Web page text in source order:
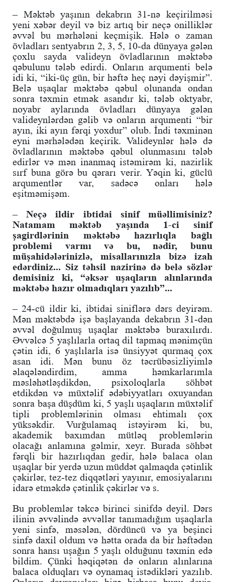
– Məktəb yaşının dekabrın 31-nə keçirilməsi
yeni xəbər deyil və biz artıq bir neçə onilliklər
əvvəl bu mərhələni keçmişik. Hələ o zaman
övladları sentyabrın 2, 3, 5, 10-da dünyaya gələn
çoxlu sayda valideyn övladlarının məktəbə
qəbulunu tələb edirdi. Onların arqumenti belə
idi ki, “iki-üç gün, bir həftə heç nəyi dəyişmir”.
Belə uşaqlar məktəbə qəbul olunanda ondan
sonra təxmin etmək asandır ki, tələb oktyabr,
noyabr aylarında övladları dünyaya gələn
valideynlərdən gəlib və onların arqumenti “bir
ayın, iki ayın fərqi yoxdur” olub. İndi təxminən
eyni mərhələdən keçirik. Valideynlər hələ də
övladlarının məktəbə qəbul olunmasını tələb
edirlər və mən inanmaq istəmirəm ki, nazirlik
sırf buna görə bu qərarı verir. Yəqin ki, güclü
arqumentlər var, sadəcə onları hələ
eşitməmişəm.
– Neçə ildir ibtidai sinif müəllimisiniz?
Natamam məktəb yaşında 1-ci sinif
şagirdlərinin məktəbə hazırlıqla bağlı
problemi varmı və bu, nədir, bunu
müşahidələrinizlə, misallarınızla bizə izah
edərdiniz... Siz təhsil nazirinə də belə sözlər
demisiniz ki, “əksər uşaqların alınlarında
məktəbə hazır olmadıqları yazılıb”...
– 24-cü ildir ki, ibtidai siniflərə dərs deyirəm.
Mən məktəbdə işə başlayanda dekabrın 31-dən
əvvəl doğulmuş uşaqlar məktəbə buraxılırdı.
Əvvəlcə 5 yaşlılarla ortaq dil tapmaq mənimçün
çətin idi, 6 yaşlılarla isə ünsiyyət qurmaq çox
asan idi. Mən bunu öz təcrübəsizliyimlə
əlaqələndirdim, amma həmkarlarımla
məsləhətləşdikdən, psixoloqlarla söhbət
etdikdən və müxtəlif ədəbiyyatları oxuyandan
sonra başa düşdüm ki, 5 yaşlı uşaqların müxtəlif
tipli problemlərinin olması ehtimalı çox
yüksəkdir. Vurğulamaq istəyirəm ki, bu,
akademik baxımdan mütləq problemlərin
olacağı anlamına gəlmir, xeyr. Burada söhbət
fərqli bir hazırlıqdan gedir, hələ balaca olan
uşaqlar bir yerdə uzun müddət qalmaqda çətinlik
çəkirlər, tez-tez diqqətləri yayınır, emosiyalarını
idarə etməkdə çətinlik çəkirlər və s.
Bu problemlər təkcə birinci sinifdə deyil. Dərs
ilinin əvvəlində əvvəllər tanımadığım uşaqlarla
yeni sinfə, məsələn, dördüncü və ya beşinci
sinfə daxil oldum və hətta orada da bir həftədən
sonra hansı uşağın 5 yaşlı olduğunu təxmin edə
bildim. Çünki həqiqətən də onların alınlarına
balaca olduqları və oynamaq istədikləri yazılıb.